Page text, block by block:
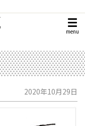
menu
2020年10月29日